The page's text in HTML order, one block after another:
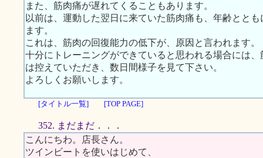
また、筋肉痛が遅れてくることもあります。
以前は、運動した翌日に来ていた筋肉痛も、年齢とと
ます。
これは、筋肉の回復能力の低下が、原因と言われます。
十分にトレーニングができていると思われる場合には
は控えていただき、数日間様子を見て下さい。
よろしくお願いします。
[タイトル一覧] [TOP PAGE]
352. まだまだ．．．
こんにちわ。店長さん。
ツインビートを使いはじめて、